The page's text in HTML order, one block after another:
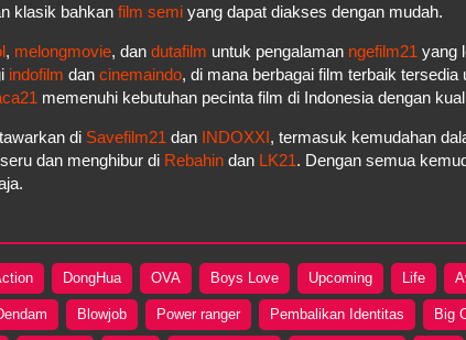
klasik bahkan film semi yang dapat diakses dengan mudah.
, melongmovie, dan dutafilm untuk pengalaman ngefilm21 yang
indofilm dan cinemaindo, di mana berbagai film terbaik
memenuhi kebutuhan pecinta film di Indonesia dengan
di Savefilm21 dan INDOXXI, termasuk kemudahan
dan menghibur di Rebahin dan LK21. Dengan semua
DongHua OVA Boys Love Upcoming Life
Blowjob Power ranger Pembalikan Identitas Big